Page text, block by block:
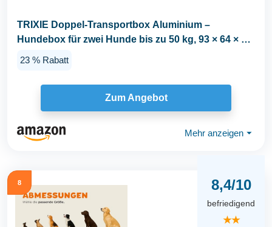
TRIXIE Doppel-Transportbox Aluminium –
Hundebox für zwei Hunde bis zu 50 kg, 93 × 64 × 83
23 % Rabatt
Zum Angebot
Mehr anzeigen ⏷
8 8,4/10
befriedigend
★★